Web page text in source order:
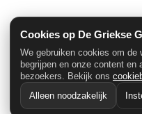
Cookies op De Griekse
We gebruiken cookies om de
begrijpen en onze content en
bezoekers. Bekijk ons
Alleen noodzakelijk